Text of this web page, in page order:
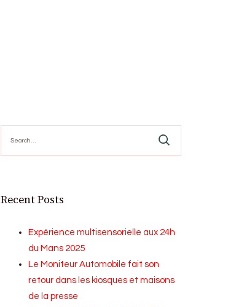
for:
Recent Posts
Expérience multisensorielle aux 24h
du Mans 2025
Le Moniteur Automobile fait son
retour dans les kiosques et maisons
de la presse